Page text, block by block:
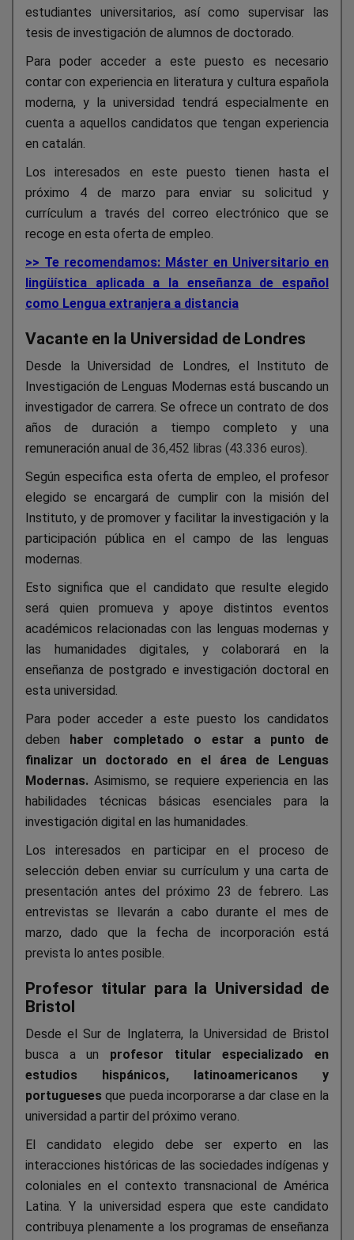
estudiantes universitarios, así como supervisar las
tesis de investigación de alumnos de doctorado.
Para poder acceder a este puesto es necesario
contar con experiencia en literatura y cultura española
moderna, y la universidad tendrá especialmente en
cuenta a aquellos candidatos que tengan experiencia
en catalán.
Los interesados en este puesto tienen hasta el
próximo 4 de marzo para enviar su solicitud y
currículum a través del correo electrónico que se
recoge en esta oferta de empleo.
>> Te recomendamos: Máster en Universitario en
lingüística aplicada a la enseñanza de español
como Lengua extranjera a distancia
Vacante en la Universidad de Londres
Desde la Universidad de Londres, el Instituto de
Investigación de Lenguas Modernas está buscando un
investigador de carrera. Se ofrece un contrato de dos
años de duración a tiempo completo y una
remuneración anual de 36,452 libras (43.336 euros).
Según especifica esta oferta de empleo, el profesor
elegido se encargará de cumplir con la misión del
Instituto, y de promover y facilitar la investigación y la
participación pública en el campo de las lenguas
modernas.
Esto significa que el candidato que resulte elegido
será quien promueva y apoye distintos eventos
académicos relacionadas con las lenguas modernas y
las humanidades digitales, y colaborará en la
enseñanza de postgrado e investigación doctoral en
esta universidad.
Para poder acceder a este puesto los candidatos
deben haber completado o estar a punto de
finalizar un doctorado en el área de Lenguas
Modernas. Asimismo, se requiere experiencia en las
habilidades técnicas básicas esenciales para la
investigación digital en las humanidades.
Los interesados en participar en el proceso de
selección deben enviar su currículum y una carta de
presentación antes del próximo 23 de febrero. Las
entrevistas se llevarán a cabo durante el mes de
marzo, dado que la fecha de incorporación está
prevista lo antes posible.
Profesor titular para la Universidad de
Bristol
Desde el Sur de Inglaterra, la Universidad de Bristol
busca a un profesor titular especializado en
estudios hispánicos, latinoamericanos y
portugueses que pueda incorporarse a dar clase en la
universidad a partir del próximo verano.
El candidato elegido debe ser experto en las
interacciones históricas de las sociedades indígenas y
coloniales en el contexto transnacional de América
Latina. Y la universidad espera que este candidato
contribuya plenamente a los programas de enseñanza